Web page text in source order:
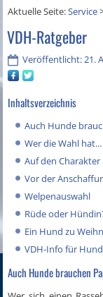
Aktuelle Seite:Service
VDH-Ratgeber
Veröffentlicht: 21.
Inhaltsverzeichnis
Auch Hunde
Wer die Wahl
Auf den
Vor der
Welpenauswahl
Rüde oder
Ein Hund zu
VDH-Info für
Auch Hunde brauchen